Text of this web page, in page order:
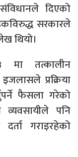
दिएको
सरकारले
थियो।
मा तत्कालीन
प्रक्रिया
फैसला गरेको
पनि
गराइरहेको